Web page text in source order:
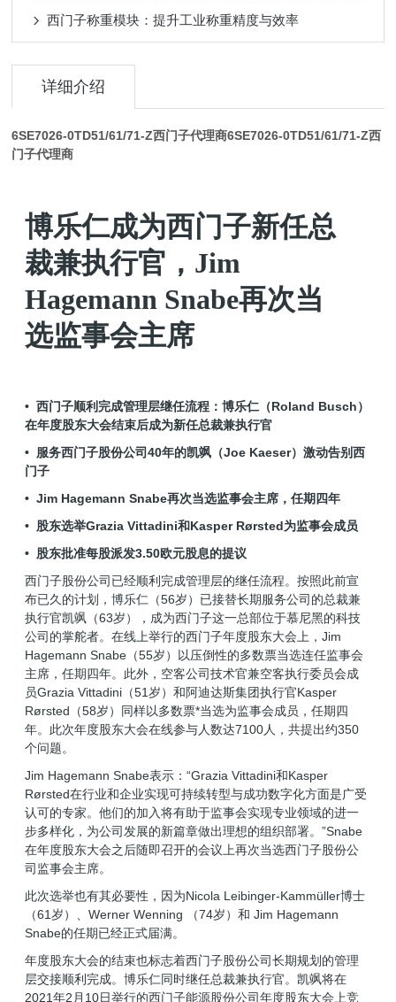
西门子称重模块：提升工业称重精度与效率
详细介绍
6SE7026-0TD51/61/71-Z西门子代理商6SE7026-0TD51/61/71-Z西
门子代理商
博乐仁成为西门子新任总
裁兼执行官，Jim
Hagemann Snabe再次当
选监事会主席
• 西门子顺利完成管理层继任流程：博乐仁（Roland Busch）
在年度股东大会结束后成为新任总裁兼执行官
• 服务西门子股份公司40年的凯飒（Joe Kaeser）激动告别西
门子
• Jim Hagemann Snabe再次当选监事会主席，任期四年
• 股东选举Grazia Vittadini和Kasper Rørsted为监事会成员
• 股东批准每股派发3.50欧元股息的提议
西门子股份公司已经顺利完成管理层的继任流程。按照此前宣
布已久的计划，博乐仁（56岁）已接替长期服务公司的总裁兼
执行官凯飒（63岁），成为西门子这一总部位于慕尼黑的科技
公司的掌舵者。在线上举行的西门子年度股东大会上，Jim
Hagemann Snabe（55岁）以压倒性的多数票当选连任监事会
主席，任期四年。此外，空客公司技术官兼空客执行委员会成
员Grazia Vittadini（51岁）和阿迪达斯集团执行官Kasper
Rørsted（58岁）同样以多数票*当选为监事会成员，任期四
年。此次年度股东大会在线参与人数达7100人，共提出约350
个问题。
Jim Hagemann Snabe表示：“Grazia Vittadini和Kasper
Rørsted在行业和企业实现可持续转型与成功数字化方面是广受
认可的专家。他们的加入将有助于监事会实现专业领域的进一
步多样化，为公司发展的新篇章做出理想的组织部署。”Snabe
在年度股东大会之后随即召开的会议上再次当选西门子股份公
司监事会主席。
此次选举也有其必要性，因为Nicola Leibinger-Kammüller博士
（61岁）、Werner Wenning （74岁）和 Jim Hagemann
Snabe的任期已经正式届满。
年度股东大会的结束也标志着西门子股份公司长期规划的管理
层交接顺利完成。博乐仁同时继任总裁兼执行官。凯飒将在
2021年2月10日举行的西门子能源股份公司年度股东大会上竞